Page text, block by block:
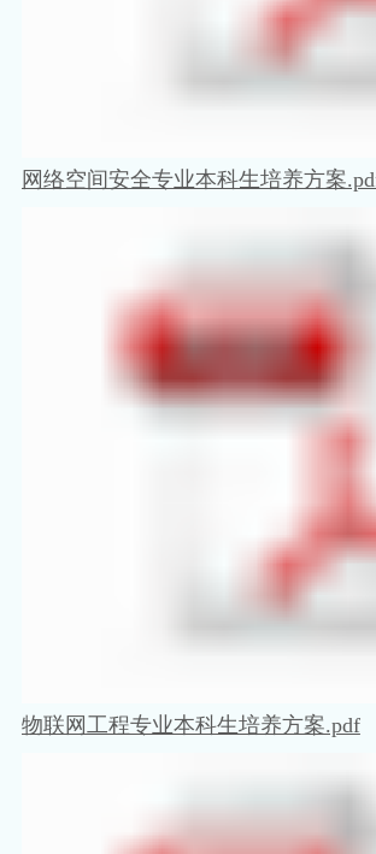
网络空间安全专业本科生培养方案
物联网工程专业本科生培养方案.pdf